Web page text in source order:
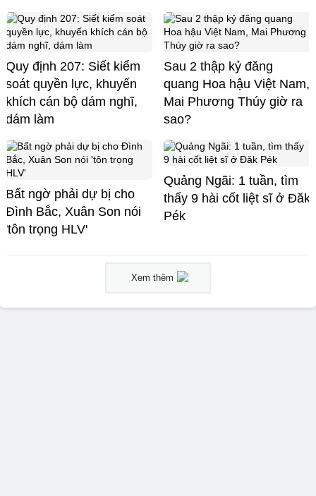
Quy định 207: Siết kiểm
soát quyền lực, khuyến
khích cán bộ dám nghĩ,
dám làm
Sau 2 thập kỷ đăng
quang Hoa hậu Việt Nam,
Mai Phương Thúy giờ ra
sao?
Bất ngờ phải dự bị cho
Đình Bắc, Xuân Son nói
'tôn trọng HLV'
Quảng Ngãi: 1 tuần, tìm
thấy 9 hài cốt liệt sĩ ở Đăk
Pék
Xem thêm